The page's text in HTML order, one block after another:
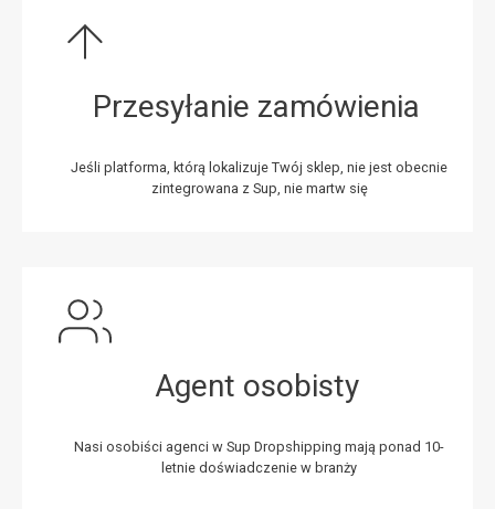
Przesyłanie zamówienia
Jeśli platforma, którą lokalizuje Twój sklep, nie jest obecnie
zintegrowana z Sup, nie martw się
Agent osobisty
Nasi osobiści agenci w Sup Dropshipping mają ponad 10-
letnie doświadczenie w branży